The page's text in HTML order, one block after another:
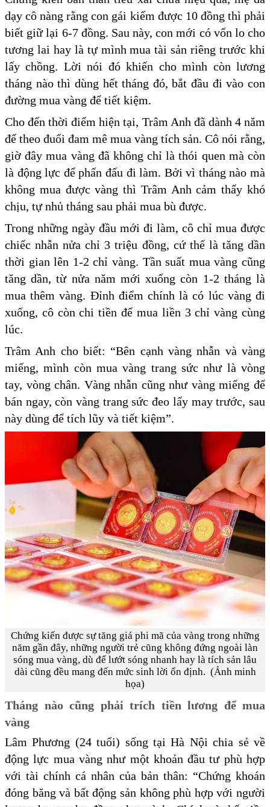
dạy cô nàng rằng con gái kiếm được 10 đồng thì phải
biết giữ lại 6-7 đồng. Sau này, con mới có vốn lo cho
tương lai hay là tự mình mua tài sản riêng trước khi
lấy chồng. Lời nói đó khiến cho mình còn lương
tháng nào thì dùng hết tháng đó, bắt đầu đi vào con
đường mua vàng để tiết kiệm.
Cho đến thời điểm hiện tại, Trâm Anh đã dành 4 năm
để theo đuổi đam mê mua vàng tích sản. Cô nói rằng,
giờ đây mua vàng đã không chỉ là thói quen mà còn
là động lực để phấn đấu đi làm. Bởi vì tháng nào mà
không mua được vàng thì Trâm Anh cảm thấy khó
chịu, tự nhủ tháng sau phải mua bù được.
Trong những ngày đầu mới đi làm, cô chỉ mua được
chiếc nhẫn nửa chỉ 3 triệu đồng, cứ thế là tăng dần
thời gian lên 1-2 chỉ vàng. Tần suất mua vàng cũng
tăng dần, từ nửa năm mới xuống còn 1-2 tháng là
mua thêm vàng. Đỉnh điểm chính là có lúc vàng đi
xuống, cô còn chi tiền để mua liền 3 chỉ vàng cùng
lúc.
Trâm Anh cho biết: “Bên cạnh vàng nhẫn và vàng
miếng, mình còn mua vàng trang sức như là vòng
tay, vòng chân. Vàng nhẫn cũng như vàng miếng để
bán ngay, còn vàng trang sức đeo lấy may trước, sau
này dùng để tích lũy và tiết kiệm”.
Chứng kiến được sự tăng giá phi mã của vàng trong những
năm gần đây, những người trẻ cũng không đứng ngoài làn
sóng mua vàng, dù để lướt sóng nhanh hay là tích sản lâu
dài cũng đều mang đến mức sinh lời ổn định. (Ảnh minh
họa)
Tháng nào cũng phải trích tiền lương để mua
vàng
Lâm Phương (24 tuổi) sống tại Hà Nội chia sẻ về
động lực mua vàng như một khoản đầu tư phù hợp
với tài chính cá nhân của bản thân: “Chứng khoán
đóng băng và bất động sản không phù hợp với người